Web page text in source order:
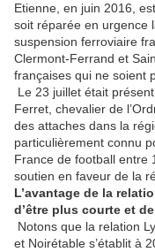
Etienne, en juin 2016,
soit réparée en urgence
suspension ferroviaire
Clermont-Ferrand et
françaises qui ne soient
Le 23 juillet était
Ferret, chevalier de
des attaches dans la
particulièrement connu
France de football entre
soutien en faveur de la
L’avantage de la
d’être plus courte et
Notons que la relation
et Noirétable s’établit à